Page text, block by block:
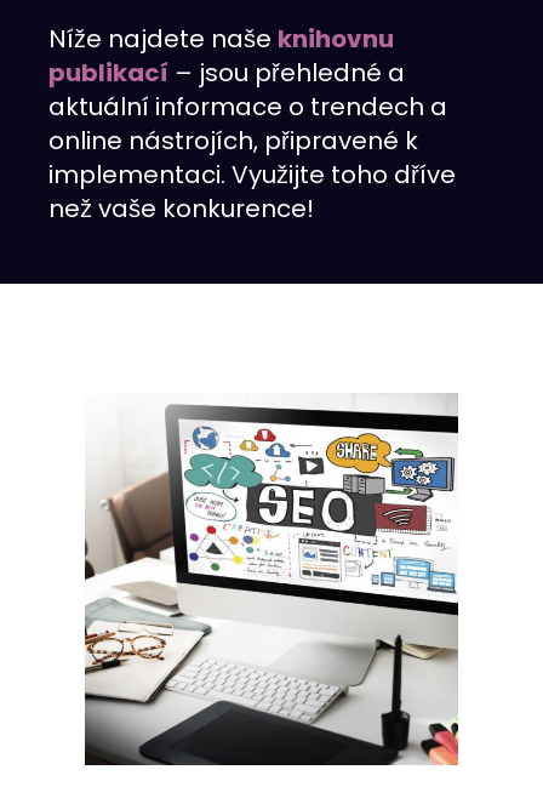
Níže najdete naše knihovnu
publikací – jsou přehledné a
aktuální informace o trendech a
online nástrojích, připravené k
implementaci. Využijte toho dříve
než vaše konkurence!